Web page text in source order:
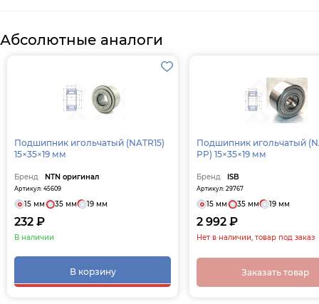
Абсолютные аналоги
Подшипник игольчатый (NATR15)
15×35×19 мм
Бренд NTN оригинал
Артикул: 45609
15 мм 35 мм 19 мм
232 ₽
В наличии
В корзину
Подшипник игольчатый (NATR15
PP) 15×35×19 мм
Бренд ISB
Артикул: 29767
15 мм 35 мм 19 мм
2 992 ₽
Нет в наличии, товар под заказ
Заказать товар